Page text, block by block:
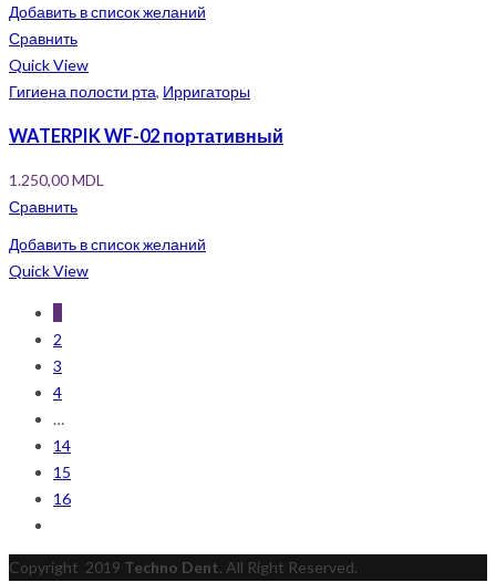
Добавить в список желаний
Сравнить
Quick View
Гигиена полости рта, Ирригаторы
WATERPIK WF-02 портативный
1.250,00MDL
Сравнить
Добавить в список желаний
Quick View
1
2
3
4
…
14
15
16
Copyright 2019 Techno Dent. All Right Reserved.